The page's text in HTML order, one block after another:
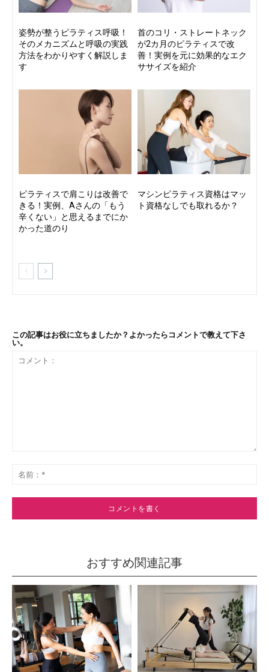
姿勢が整うピラティス呼吸！
そのメカニズムと呼吸の実践
方法をわかりやすく解説しま
す
首のコリ・ストレートネック
が2カ月のピラティスで改
善！実例を元に効果的なエク
ササイズを紹介
ピラティスで肩こりは改善で
きる！実例、Aさんの「もう
辛くない」と思えるまでにか
かった道のり
マシンピラティス資格はマッ
ト資格なしでも取れるか？
この記事はお役に立ちましたか？よかったらコメントで教えて下さ
い。
ト：
*
おすすめ関連記事